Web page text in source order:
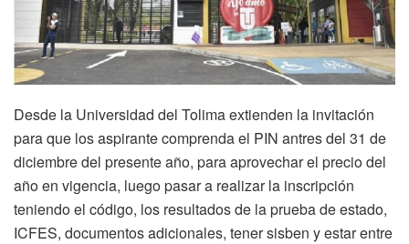
Desde la Universidad del Tolima extienden la invitación
para que los aspirante comprenda el PIN antres del 31 de
diciembre del presente año, para aprovechar el precio del
año en vigencia, luego pasar a realizar la inscripción
teniendo el código, los resultados de la prueba de estado,
ICFES, documentos adicionales, tener sisben y estar entre